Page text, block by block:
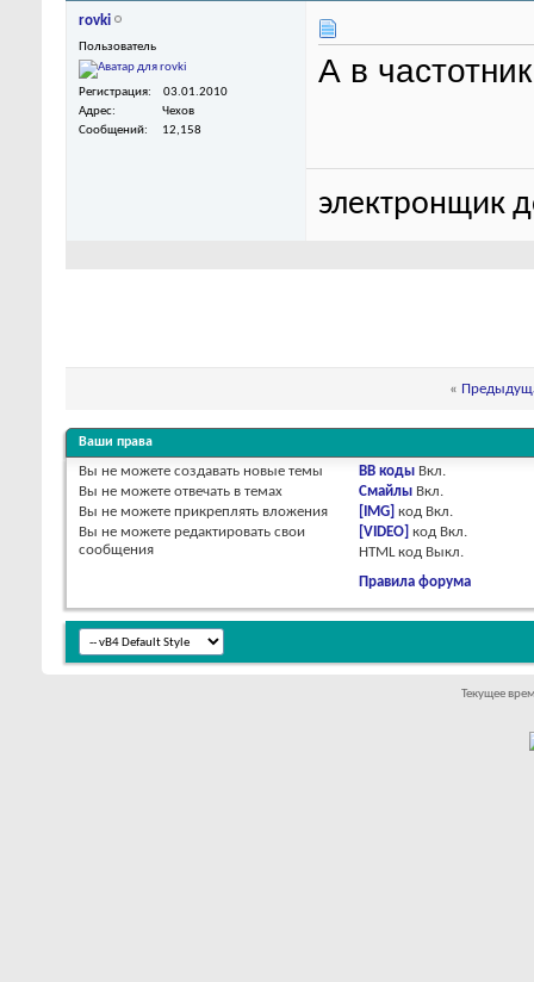
rovki
Пользователь
Регистрация
03.01.2010
Адрес
Чехов
Сообщений
12,158
А в
электронщик
«
Ваши права
Вы не можете создавать новые темы
Вы не можете отвечать в темах
Вы не можете прикреплять вложения
Вы не можете редактировать свои
сообщения
BB коды Вкл.
Смайлы Вкл.
[IMG] код Вкл.
[VIDEO] код Вкл.
HTML код Выкл.
Правила форума
Текущее